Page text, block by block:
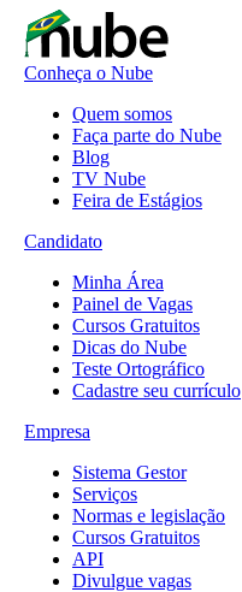
Conheça o Nube
Quem somos
Faça parte do Nube
Blog
TV Nube
Feira de Estágios
Candidato
Minha Área
Painel de Vagas
Cursos Gratuitos
Dicas do Nube
Teste Ortográfico
Cadastre seu currículo
Empresa
Sistema Gestor
Serviços
Normas e legislação
Cursos Gratuitos
API
Divulgue vagas